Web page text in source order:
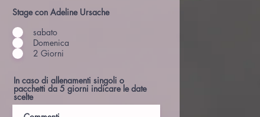
Stage con Adeline Ursache
sabato
Domenica
2 Giorni
In caso di allenamenti singoli o
pacchetti da 5 giorni indicare le date
scelte